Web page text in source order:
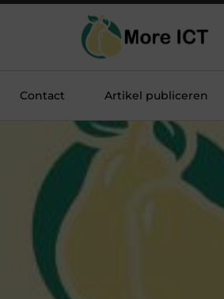
Contact Artikel publiceren